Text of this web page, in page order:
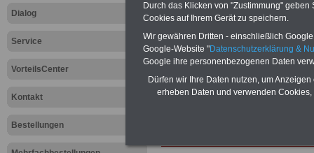
Dialog
Service
VorteilsCenter
Kontakt
Bestellungen
Hier die
abschließen!
Durch das Klicken von "Zustimmung"
Cookies auf Ihrem Gerät zu speichern.
Wir gewähren Dritten - einschließlich
Google-Website "Datenschutzerklärung &
Google ihre personenbezogenen Daten
Dürfen wir Ihre Daten nutzen, um
erheben Daten und verwenden